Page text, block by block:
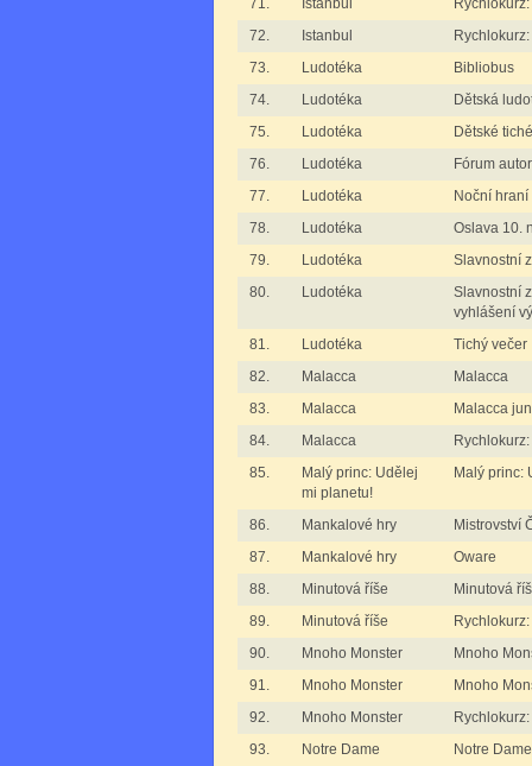
71. Istanbul
72.
Istanbul
73.
Ludotéka
Bibliobus
74.
Ludotéka
Dětská
75.
Ludotéka
Dětské
76.
Ludotéka
Fórum
77.
Ludotéka
Noční hraní
78.
Ludotéka
Oslava 10.
79.
Ludotéka
Slavnostní
80.
Ludotéka
Slavnostní
vyhlášení
81.
Ludotéka
Tichý večer
82.
Malacca
Malacca
83.
Malacca
Malacca
84.
Malacca
85.
Malý princ: Udělej
mi planetu!
Malý princ:
86. Mankalové hry
Mistrovství
87.
Mankalové hry
Oware
88.
Minutová říše
Minutová
89.
Minutová říše
90.
Mnoho Monster
Mnoho
91.
Mnoho Monster
Mnoho
92.
Mnoho Monster
93.
Notre Dame
Notre Dame